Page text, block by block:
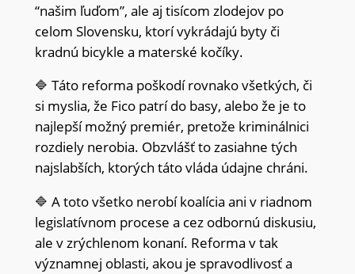
“našim ľuďom”, ale aj tisícom zlodejov po
celom Slovensku, ktorí vykrádajú byty či
kradnú bicykle a materské kočíky.
🔷 Táto reforma poškodí rovnako všetkých, či
si myslia, že Fico patrí do basy, alebo že je to
najlepší možný premiér, pretože kriminálnici
rozdiely nerobia. Obzvlášť to zasiahne tých
najslabších, ktorých táto vláda údajne chráni.
🔷 A toto všetko nerobí koalícia ani v riadnom
legislatívnom procese a cez odbornú diskusiu,
ale v zrýchlenom konaní. Reforma v tak
významnej oblasti, akou je spravodlivosť a